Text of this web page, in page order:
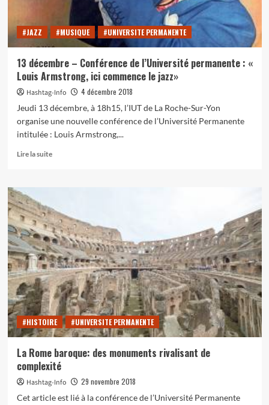
#JAZZ #MUSIQUE #UNIVERSITE PERMANENTE
13 décembre – Conférence de l’Université permanente : «
Louis Armstrong, ici commence le jazz»
Hashtag-Info
4 décembre 2018
Jeudi 13 décembre, à 18h15, l’IUT de La Roche-Sur-Yon
organise une nouvelle conférence de l’Université Permanente
intitulée : Louis Armstrong,...
Lire la suiteEn
décembre
–
Conférence
de
l’Université
permanente
:
«
Louis
Armstrong,
ici
commence
jazz»
#HISTOIRE #UNIVERSITE PERMANENTE
La Rome baroque: des monuments rivalisant de
complexité
Hashtag-Info
29 novembre 2018
Cet article est lié à la conférence de l’Université Permanente